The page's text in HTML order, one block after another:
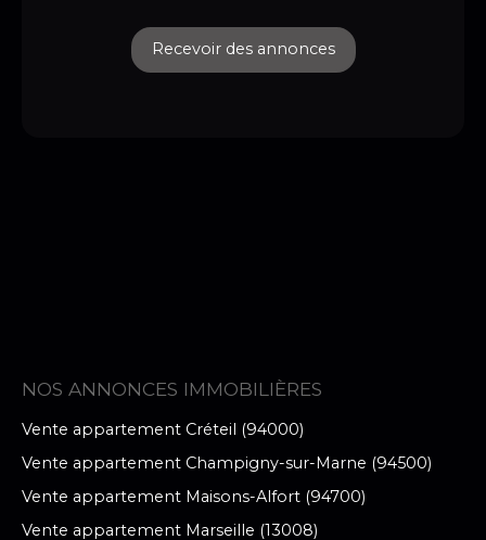
Recevoir des annonces
NOS ANNONCES IMMOBILIÈRES
Vente appartement Créteil (94000)
Vente appartement Champigny-sur-Marne (94500)
Vente appartement Maisons-Alfort (94700)
Vente appartement Marseille (13008)